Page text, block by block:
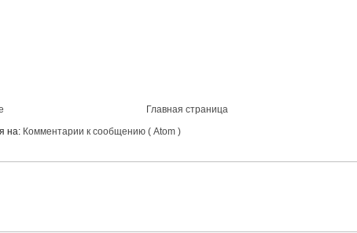
Главная страница
на: Комментарии к сообщению ( Atom )